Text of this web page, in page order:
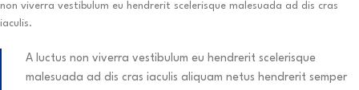
non viverra vestibulum eu hendrerit scelerisque malesuada ad dis cras
iaculis.
A luctus non viverra vestibulum eu hendrerit scelerisque
malesuada ad dis cras iaculis aliquam netus hendrerit semper